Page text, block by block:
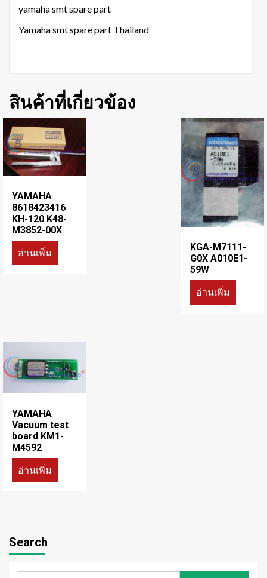
yamaha smt spare part
Yamaha smt spare part Thailand
สินค้าที่เกี่ยวข้อง
YAMAHA
8618423416
KH-120 K48-
M3852-00X
อ่านเพิ่ม
KGA-M7111-
G0X A010E1-
59W
อ่านเพิ่ม
YAMAHA
Vacuum test
board KM1-
M4592
อ่านเพิ่ม
Search